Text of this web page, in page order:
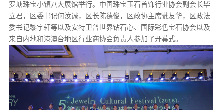
罗塘珠宝小镇八大展馆举行。中国珠宝玉石首饰行业协会副会长毕
立君，区委书记何汝诚，区长陈德俊，区政协主席戴友华，区政法
委书记黎宇轩等以及安特卫普世界钻石心、国际彩色宝石协会以及
来自内地和港澳台地区行业商协会负责人参加了开幕式。